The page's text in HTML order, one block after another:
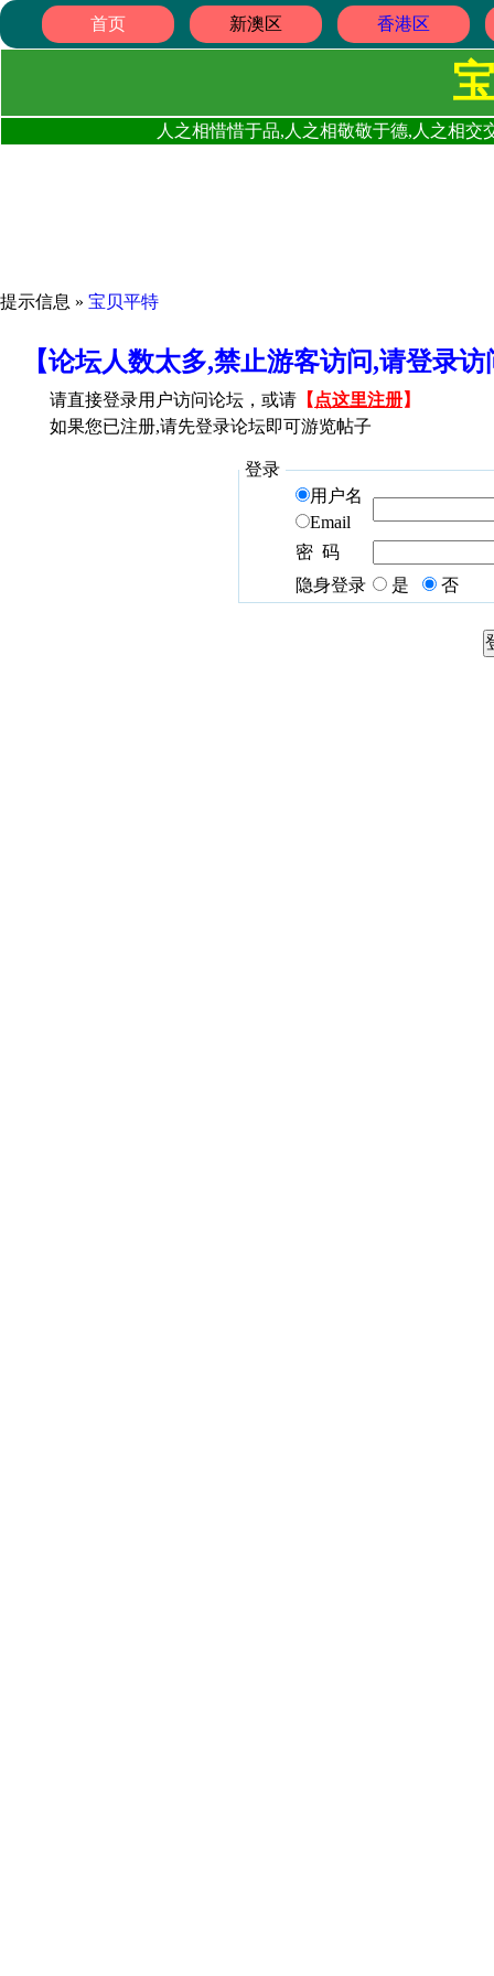
首页 新澳区 香港区
人之相惜惜于品,人之相敬敬于德,人之相
提示信息 » 宝贝平特
【论坛人数太多,禁止游客访问,请登录
请直接登录用户访问论坛，或请 【 点这里注册】
如果您已注册,请先登录论坛即可游览帖子
登录
用户名
Email
密 码
隐身登录
是 否